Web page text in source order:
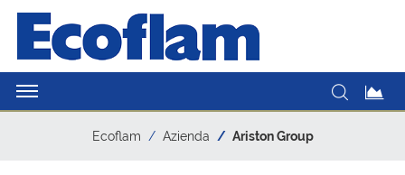
Ecoflam Azienda Ariston Group